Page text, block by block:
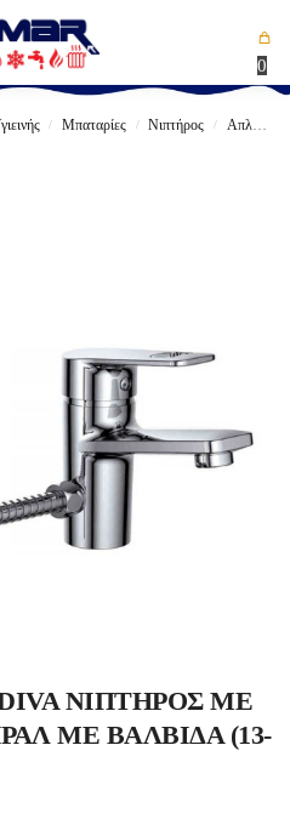
0
/ Μπαταρίες / Νιπτήρος / Απλές
DIVA ΝΙΠΤΗΡΟΣ ΜΕ
ΜΕ ΒΑΛΒΙΔΑ (13-